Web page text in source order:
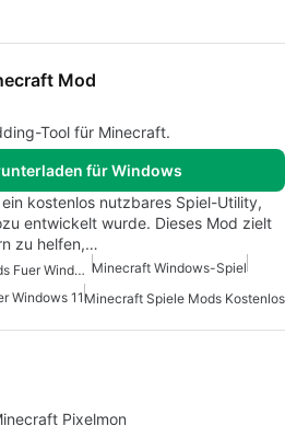
Mod
Tool für Minecraft.
für Windows
kostenlos nutzbares Spiel-Utility,
entwickelt wurde. Dieses Mod zielt
zu helfen,…
Minecraft Minecraft Mods Fuer Windows Kostenlos Minecraft Windows-Spiel
Windows 11Minecraft Spiele Mods Kostenlos
Pixelmon